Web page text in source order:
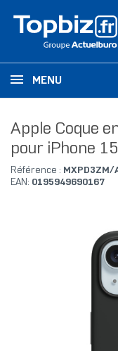
MENU
Apple Coque
pour iPhone
Référence : MXPD3ZM/
EAN: 0195949690167